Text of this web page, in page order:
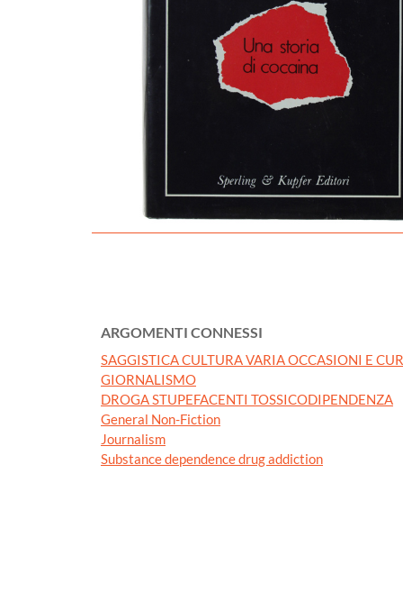
ARGOMENTI CONNESSI
SAGGISTICA CULTURA VARIA OCCASIONI E
GIORNALISMO
DROGA STUPEFACENTI TOSSICODIPENDENZA
General Non-Fiction
Journalism
Substance dependence drug addiction